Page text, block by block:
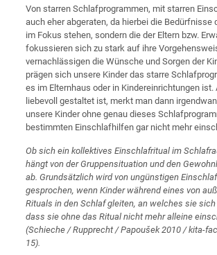
Von starren Schlafprogrammen, mit starren
auch eher abgeraten, da hierbei die Bedürfnisse
im Fokus stehen, sondern die der Eltern bzw.
fokussieren sich zu stark auf ihre
vernachlässigen die Wünsche und Sorgen der
prägen sich unsere Kinder das starre
es im Elternhaus oder in Kindereinrichtungen ist.
liebevoll gestaltet ist, merkt man dann
unsere Kinder ohne genau dieses
bestimmten Einschlafhilfen gar nicht mehr
Ob sich ein kollektives Einschlafritual im
hängt von der Gruppensituation und den
ab. Grundsätzlich wird von ungünstigen
gesprochen, wenn Kinder während eines von
Rituals in den Schlaf gleiten, an welches sie
dass sie ohne das Ritual nicht mehr alleine
(Schieche / Rupprecht / Papoušek 2010 / kita-
15).